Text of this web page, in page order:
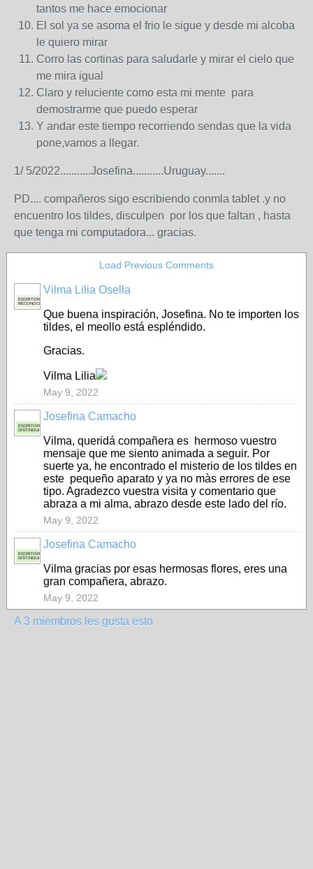
tantos me hace emocionar
El sol ya se asoma el frio le sigue y desde mi alcoba
le quiero mirar
Corro las cortinas para saludarle y mirar el cielo que
me mira igual
Claro y reluciente como esta mi mente para
demostrarme que puedo esperar
Y andar este tiempo recorriendo sendas que la vida
pone,vamos a llegar.
1/ 5/2022...........Josefina...........Uruguay.......
PD.... compañeros sigo escribiendo conmla tablet .y no
encuentro los tildes, disculpen por los que faltan , hasta
que tenga mi computadora... gracias.
Load Previous Comments
ESCRITORA
RECONOCIDA
Vilma Lilia Osella
Que buena inspiración, Josefina. No te importen los
tildes, el meollo está espléndido.
Gracias.
Vilma Lilia
May 9, 2022
ESCRITORA
DISTINGUIDA
Josefina Camacho
Vilma, queridá compañera es hermoso vuestro
mensaje que me siento animada a seguir. Por
suerte ya, he encontrado el misterio de los tildes en
este pequeño aparato y ya no màs errores de ese
tipo. Agradezco vuestra visita y comentario que
abraza a mi alma, abrazo desde este lado del río.
May 9, 2022
ESCRITORA
DISTINGUIDA
Josefina Camacho
Vilma gracias por esas hermosas flores, eres una
gran compañera, abrazo.
May 9, 2022
A 3 miembros les gusta esto